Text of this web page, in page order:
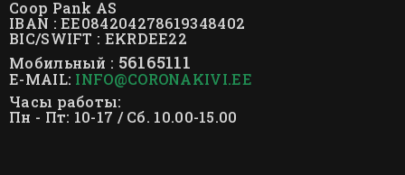
Coop Pank AS
IBAN : EE084204278619348402
BIC/SWIFT : EKRDEE22
Мобильный : 56165111
E-MAIL: INFO@CORONAKIVI.EE
Часы работы:
Пн - Пт: 10-17 / Сб. 10.00-15.00